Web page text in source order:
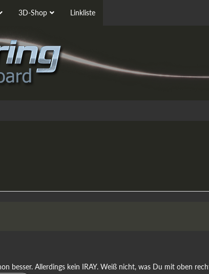
3D-Shop Linkliste
besser. Allerdings kein IRAY. Weiß nicht, was Du mit oben